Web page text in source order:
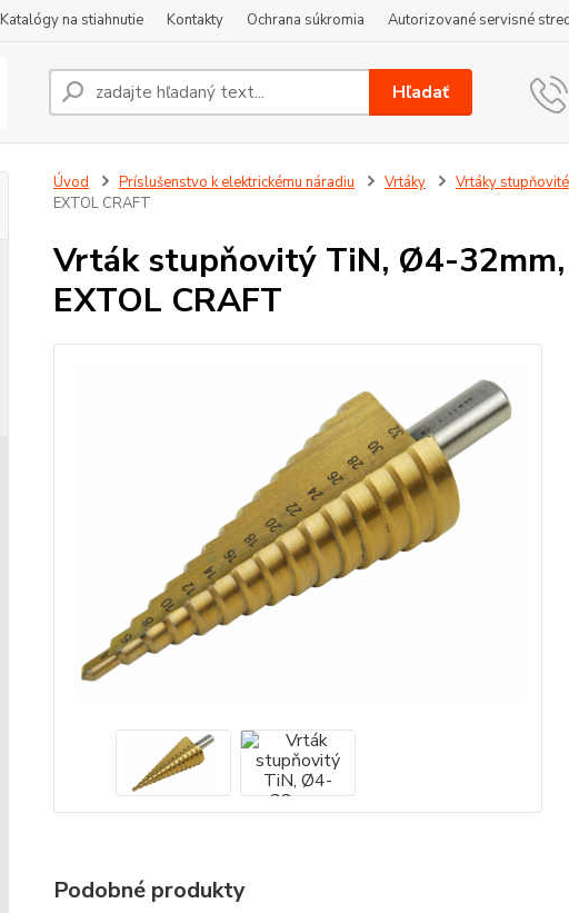
Katalógy na stiahnutie Kontakty Ochrana súkromia Autorizované servisné
Hľadať
Úvod Príslušenstvo k elektrickému náradiu Vrtáky Vrtáky stupňovité
EXTOL CRAFT
Vrták stupňovitý TiN, Ø4-
EXTOL CRAFT
Podobné produkty